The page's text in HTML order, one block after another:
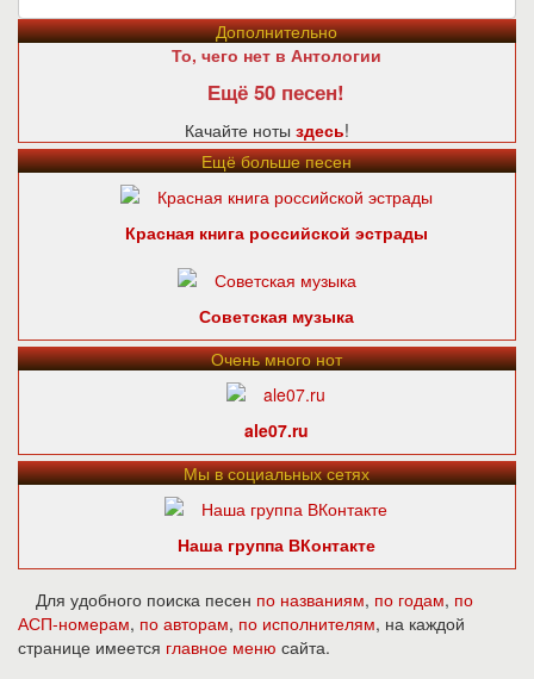
Дополнительно
То, чего нет в Антологии
Ещё 50 песен!
Качайте ноты здесь!
Ещё больше песен
Красная книга российской эстрады
Советская музыка
Очень много нот
ale07.ru
Мы в социальных сетях
Наша группа ВКонтакте
Для удобного поиска песен по названиям, по годам, по
АСП-номерам, по авторам, по исполнителям, на каждой
странице имеется главное меню сайта.